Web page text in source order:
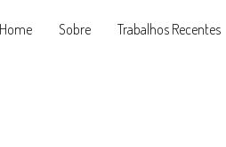
Home Sobre Trabalhos Recentes